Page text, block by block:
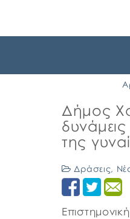
Δήμος
της
Δράσεις,